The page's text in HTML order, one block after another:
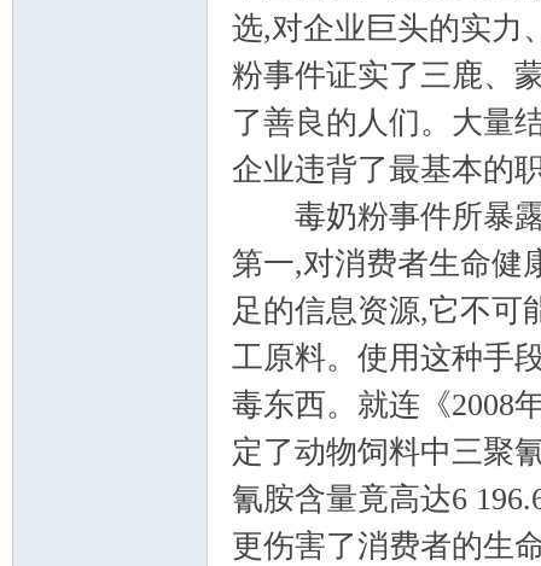
选,对企业巨头的实力
粉事件证实了三鹿、
了善良的人们。大量
企业违背了最基本的
毒奶粉事件所暴露
第一,对消费者生命健
足的信息资源,它不可
工原料。使用这种手
毒东西。就连《2008
定了动物饲料中三聚
氰胺含量竟高达6
更伤害了消费者的生